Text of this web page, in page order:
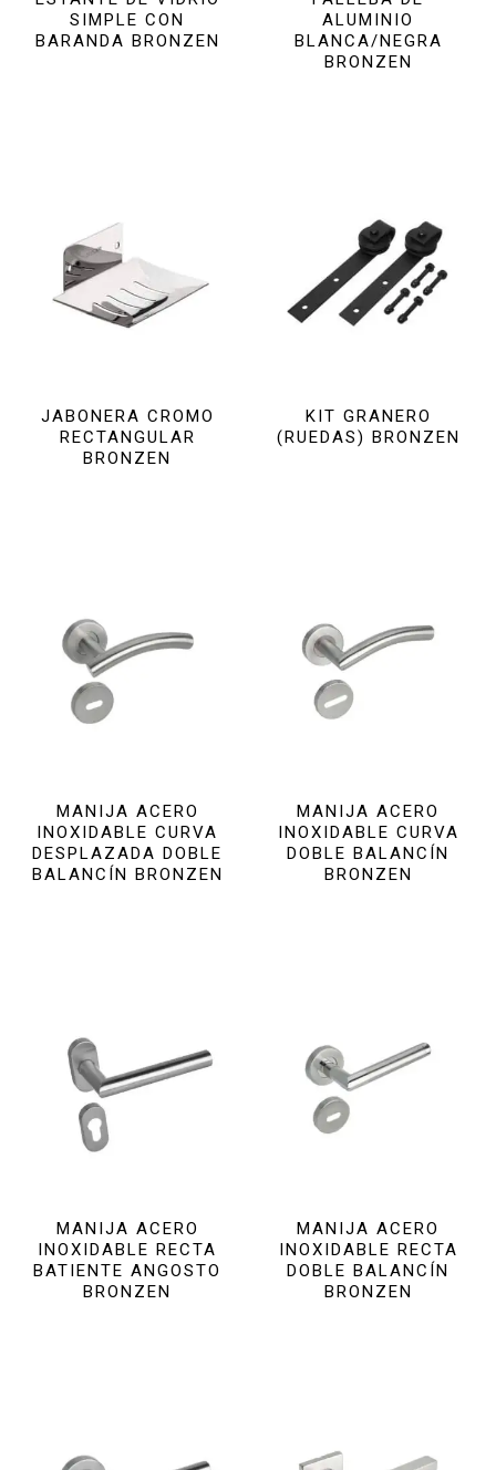
SIMPLE CON
BARANDA BRONZEN
ALUMINIO
BLANCA/NEGRA
BRONZEN
JABONERA CROMO
RECTANGULAR
BRONZEN
KIT GRANERO
(RUEDAS) BRONZEN
MANIJA ACERO
INOXIDABLE CURVA
DESPLAZADA DOBLE
BALANCÍN BRONZEN
MANIJA ACERO
INOXIDABLE CURVA
DOBLE BALANCÍN
BRONZEN
MANIJA ACERO
INOXIDABLE RECTA
BATIENTE ANGOSTO
BRONZEN
MANIJA ACERO
INOXIDABLE RECTA
DOBLE BALANCÍN
BRONZEN